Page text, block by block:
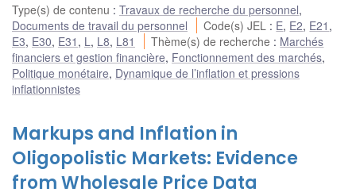
Type(s) de contenu : Travaux de recherche du personnel,
Documents de travail du personnel
Code(s) JEL : E, E2, E21 ,
E3, E30, E31 , L , L8, L81 Thème(s) de recherche : Marchés
financiers et gestion financière, Fonctionnement des marchés,
Politique monétaire, Dynamique de l’inflation et pressions
inflationnistes
Markups and Inflation in
Oligopolistic Markets: Evidence
from Wholesale Price Data